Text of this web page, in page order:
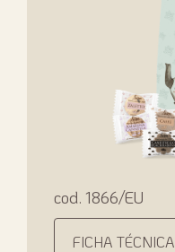
cod. 1866/EU
FICHA TÉCNICA